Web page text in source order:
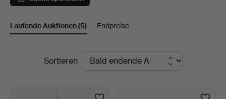
Auktionsverk
Laufende Auktionen(5) Endpreise
LaufendeSortieren